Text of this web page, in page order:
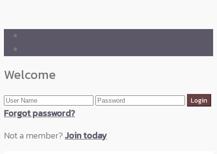
Welcome
Forgot password?
Not a member?Join today